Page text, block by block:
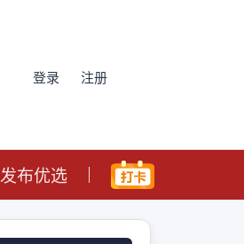
登录 注册
发布优选